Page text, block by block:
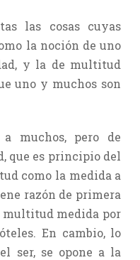
las cosas cuyas
la noción de uno
y la de multitud
uno y muchos son
a muchos, pero de
que es principio del
como la medida a
razón de primera
multitud medida por
En cambio, lo
ser, se opone a la